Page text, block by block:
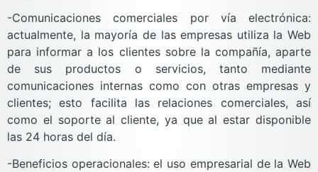
-Comunicaciones comerciales por vía electrónica:
actualmente, la mayoría de las empresas utiliza la Web
para informar a los clientes sobre la compañía, aparte
de sus productos o servicios, tanto mediante
comunicaciones internas como con otras empresas y
clientes; esto facilita las relaciones comerciales, así
como el soporte al cliente, ya que al estar disponible
las 24 horas del día.
-Beneficios operacionales: el uso empresarial de la Web